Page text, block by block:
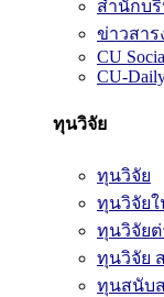
สำนักบ
ข่าวสาร
CU
CU-
ทุนวิจัย
ทุนวิจัย
ทุนวิจัยใ
ทุนวิจัยต่
ทุนวิจัย
ทุนสนับ